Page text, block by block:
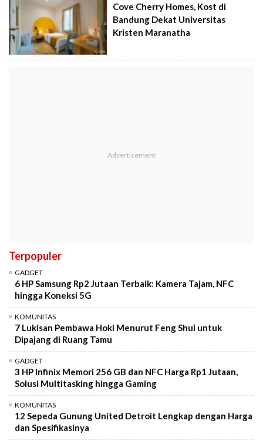
Cove Cherry Homes, Kost di
Bandung Dekat Universitas
Kristen Maranatha
Terpopuler
GADGET
6 HP Samsung Rp2 Jutaan Terbaik: Kamera Tajam, NFC
hingga Koneksi 5G
KOMUNITAS
7 Lukisan Pembawa Hoki Menurut Feng Shui untuk
Dipajang di Ruang Tamu
GADGET
3 HP Infinix Memori 256 GB dan NFC Harga Rp1 Jutaan,
Solusi Multitasking hingga Gaming
KOMUNITAS
12 Sepeda Gunung United Detroit Lengkap dengan Harga
dan Spesifikasinya